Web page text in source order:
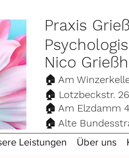
Praxis
Nico
🏠 Am
🏠 Lotzbeckstr.
🏠 Am
🏠 Alte
Leistungen Über uns